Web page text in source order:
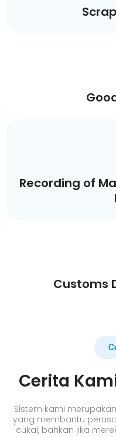
Recording of
Customs
Cerita
Sistem kami
yang membantu
cukai, bahkan jika